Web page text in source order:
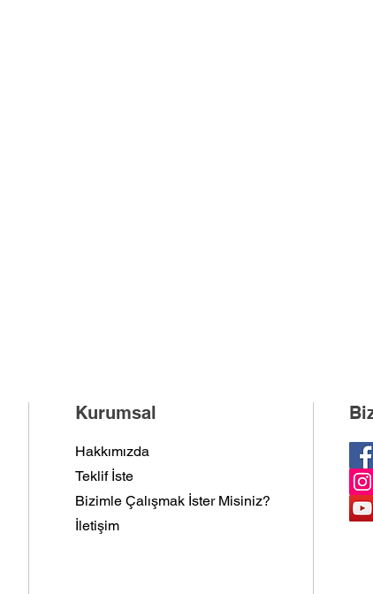
Kurumsal
Hakkımızda
Teklif İste
Bizimle Çalışmak İster Misiniz?
İletişim